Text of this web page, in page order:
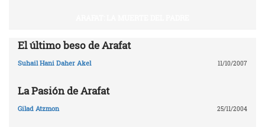
El último beso de Arafat
Suhail Hani Daher Akel 11/10/2007
La Pasión de Arafat
Gilad Atzmon 25/11/2004